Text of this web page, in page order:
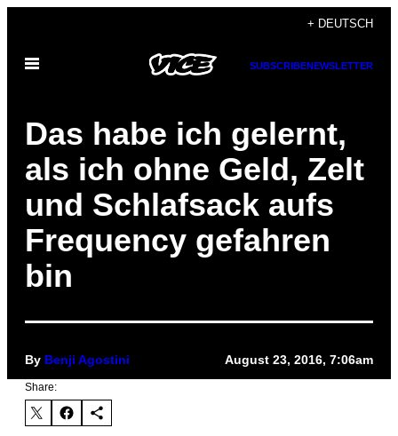
content
+ DEUTSCH
Open
SUBSCRIBENEWSLETTER
Das habe ich gelernt,
als ich ohne Geld, Zelt
und Schlafsack aufs
Frequency gefahren
bin
By Benji Agostini August 23, 2016, 7:06am
Share: